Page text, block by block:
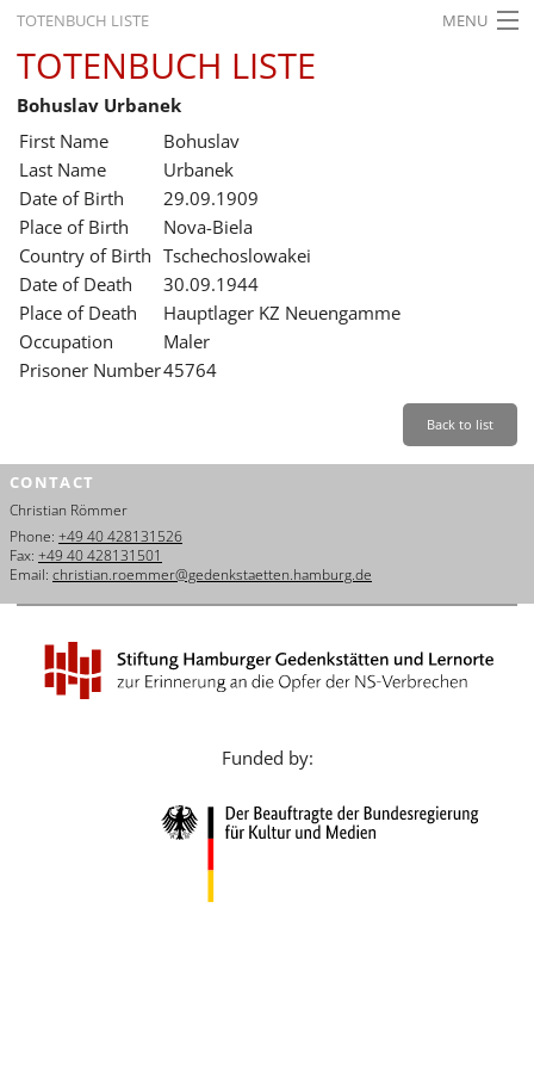
TOTENBUCH LISTE MENU
STARTSEITE
AUSSTELLUNGEN
GESCHICHTE
BILDUNG
FORSCHUNG
SERVICE
Leichte Sprache Back
Dansk
Español
Italiano
Nederlands
Português
TOTENBUCH LISTE
Bohuslav Urbanek
First Name
Bohuslav
Last Name
Urbanek
Date of Birth
29.09.1909
Place of Birth
Nova-Biela
Country of Birth Tschechoslowakei
Date of Death
30.09.1944
Place of Death
Hauptlager KZ Neuengamme
Occupation
Maler
Prisoner Number45764
Back to list
CONTACT
Christian Römmer
Phone: +49 40 428131526
Fax: +49 40 428131501
Email: christian.roemmer@gedenkstaetten.hamburg.de
Funded by: